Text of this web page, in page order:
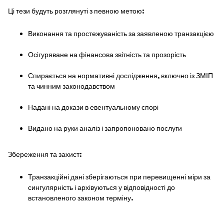
Ці тези будуть розглянуті з певною метою:
Виконання та простежуваність за заявленою транзакцією
Осігуряване на фінансова звітність та прозорість
Спирається на нормативні дослідження, включно із ЗМІП
та чинним законодавством
Надані на докази в евентуальному спорі
Видано на руки аналіз і запропоновано послуги
Збереження та захист:
Транзакційні дані зберігаються при перевищенні міри за
сингулярність і архівуються у відповідності до
встановленого законом терміну.